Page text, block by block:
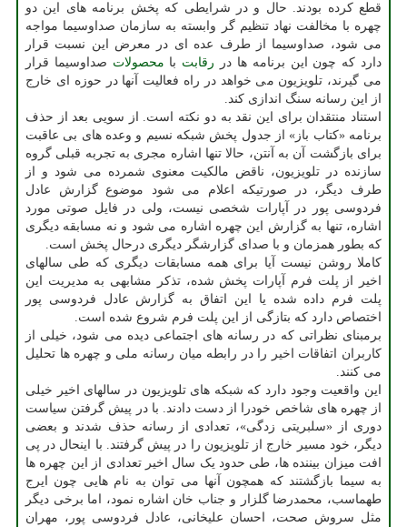
قطع کرده بودند. حال و در شرایطی که پخش برنامه های این دو
چهره با مخالفت نهاد تنظیم گر وابسته به سازمان صداوسیما مواجه
می شود، صداوسیما از طرف عده ای در معرض این نسبت قرار
دارد که چون این برنامه ها در رقابت با محصولات صداوسیما قرار
می گیرند، تلویزیون می خواهد در راه فعالیت آنها در حوزه ای خارج
از این رسانه سنگ اندازی کند.
استناد منتقدان برای این نقد به دو نکته است. از سویی بعد از حذف
برنامه «کتاب باز» از جدول پخش شبکه نسیم و وعده های بی عاقبت
برای بازگشت آن به آنتن، حالا تنها اشاره مجری به تجربه قبلی گروه
سازنده در تلویزیون، ناقض مالکیت معنوی شمرده می شود و از
طرف دیگر، در صورتیکه اعلام می شود موضوع گزارش عادل
فردوسی پور در آپارات شخصی نیست، ولی در فایل صوتی مورد
اشاره، تنها به گزارش این چهره اشاره می شود و نه مسابقه دیگری
که بطور همزمان و با صدای گزارشگر دیگری درحال پخش است.
کاملا روشن نیست آیا برای همه مسابقات دیگری که طی سالهای
اخیر از پلت فرم آپارات پخش شده، تذکر مشابهی به مدیریت این
پلت فرم داده شده یا این اتفاق به گزارش عادل فردوسی پور
اختصاص دارد که بتازگی از این پلت فرم شروع شده است.
برمبنای نظراتی که در رسانه های اجتماعی دیده می شود، خیلی از
کاربران اتفاقات اخیر را در رابطه میان رسانه ملی و چهره ها تحلیل
می کنند.
این واقعیت وجود دارد که شبکه های تلویزیون در سالهای اخیر خیلی
از چهره های شاخص خودرا از دست دادند. با در پیش گرفتن سیاست
دوری از «سلبریتی زدگی»، تعدادی از رسانه حذف شدند و بعضی
دیگر، خود مسیر خارج از تلویزیون را در پیش گرفتند. با اینحال در پی
افت میزان بیننده ها، طی حدود یک سال اخیر تعدادی از این چهره ها
به سیما بازگشتند که همچون آنها می توان به نام هایی چون ایرج
طهماسب، محمدرضا گلزار و جناب خان اشاره نمود، اما برخی دیگر
مثل سروش صحت، احسان علیخانی، عادل فردوسی پور، مهران